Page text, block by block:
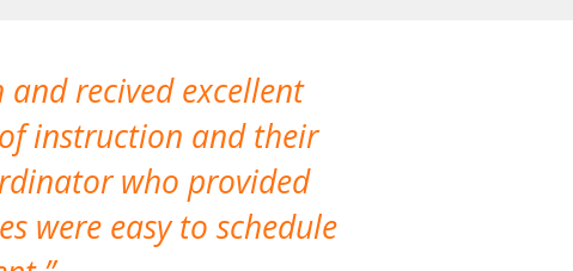
recived excellent
instruction and their
who provided
were easy to schedule